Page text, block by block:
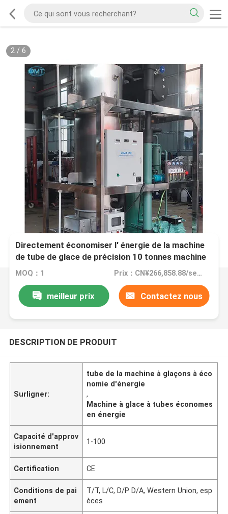
2/ 6
Directement économiser l' énergie de la machine
de tube de glace de précision 10 tonnes machine
de glace pour les boissons
MOQ：1 Prix：CN¥266,858.88/sets 1-2 sets
meilleur prix Contactez nous
DESCRIPTION DE PRODUIT
Surligner:
tube de la machine à glaçons à éco
nomie d'énergie
,
Machine à glace à tubes économes
en énergie
Capacité d'approv
isionnement
1-100
Certification CE
Conditions de pai
ement
T/T, L/C, D/P D/A, Western Union, esp
èces